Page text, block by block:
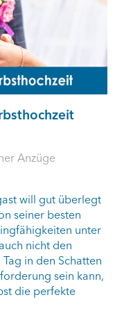
Anzüge
will gut überlegt
seiner besten
unter
nicht den
in den Schatten
sein kann,
die perfekte